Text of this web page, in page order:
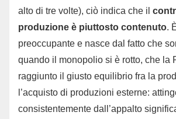
alto di tre volte), ciò indica che il
produzione è piuttosto contenuto.
preoccupante e nasce dal fatto che
quando il monopolio si è rotto, che la
raggiunto il giusto equilibrio fra la
l’acquisto di produzioni esterne:
consistentemente dall’appalto